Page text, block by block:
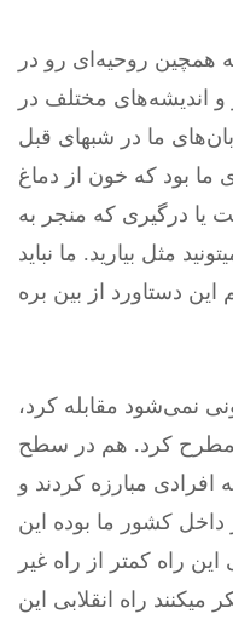
همچین روحیه‌ای رو در
و اندیشه‌های مختلف در
ما در شبهای قبل
ما بود که خون از دماغ
یا درگیری که منجر به
مثل بیارید. ما نباید
این دستاورد از بین بره
نمی‌شود مقابله کرد،
مطرح کرد. هم در سطح
افرادی مبارزه کردند و
داخل کشور ما بوده این
راه کمتر از راه غیر
راه انقلابی این